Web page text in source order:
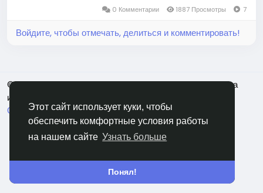
Этот сайт использует куки, чтобы
обеспечить комфортные условия работы
на нашем сайте Узнать больше
Понял!
0 Комментарии 1887 Просмотры 7
Войдите, чтобы отмечать, делиться и комментировать!
© 2026 Портал фестивалей Школы циркового искусства
имени Ю.В.Никулина
О нас Условия использования
Конфиденциальность
Свяжитесь с нами Каталог